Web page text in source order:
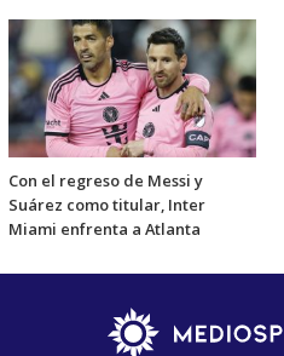
Con el regreso de Messi y
Suárez como titular, Inter
Miami enfrenta a Atlanta